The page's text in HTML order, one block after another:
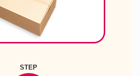
STEP